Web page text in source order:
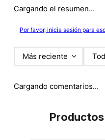
Cargando el resumen…
Por favor, inicia sesión para
Más reciente
Cargando comentarios…